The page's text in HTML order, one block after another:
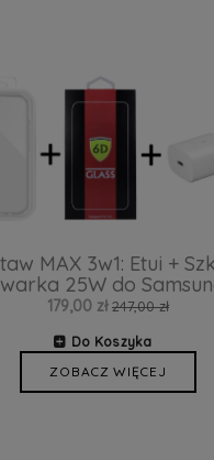
MAX 3w1: Etui +
25W do
179,00 zł 247,00 zł
Do Koszyka
ZOBACZ WIĘCEJ